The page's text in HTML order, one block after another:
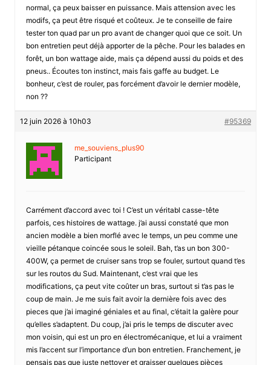
normal, ça peux baisser en puissance. Mais attension avec les
modifs, ça peut être risqué et coûteux. Je te conseille de faire
tester ton quad par un pro avant de changer quoi que ce soit. Un
bon entretien peut déjà apporter de la pêche. Pour les balades en
forêt, un bon wattage aide, mais ça dépend aussi du poids et des
pneus.. Écoutes ton instinct, mais fais gaffe au budget. Le
bonheur, c’est de rouler, pas forcément d’avoir le dernier modèle,
non ??
12 juin 2026 à 10h03 #95369
me_souviens_plus90
Participant
Carrément d’accord avec toi ! C’est un véritabl casse-tête
parfois, ces histoires de wattage. j’ai aussi constaté que mon
ancien modèle a bien morflé avec le temps, un peu comme une
vieille pétanque coincée sous le soleil. Bah, t’as un bon 300-
400W, ça permet de cruiser sans trop se fouler, surtout quand t’es
sur les routos du Sud. Maintenant, c’est vrai que les
modifications, ça peut vite coûter un bras, surtout si t’as pas le
coup de main. Je me suis fait avoir la dernière fois avec des
pieces que j’ai imaginé géniales et au final, c’était la galère pour
qu’elles s’adaptent. Du coup, j’ai pris le temps de discuter avec
mon voisin, qui est un pro en électromécanique, et lui a vraiment
mis l’accent sur l’importance d’un bon entretien. Franchement, je
pensais pas que juste nettoyer et graisser quelques pièces